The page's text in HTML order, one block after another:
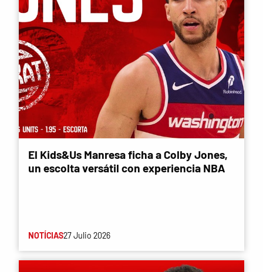
El Kids&Us Manresa ficha a Colby Jones,
un escolta versátil con experiencia NBA
NOTÍCIAS27 Julio 2026